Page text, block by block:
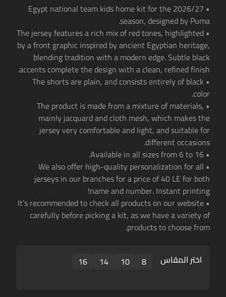
• Egypt national team kids home kit for the 2026/27
season, designed by Puma.
• The jersey features a rich mix of red tones, highlighted
by a front graphic inspired by ancient Egyptian heritage,
blending tradition with a modern edge. Subtle black
accents complete the design with a clean, refined finish.
• The shorts are plain, and consists entirely of black
color.
• The product is made from a mixture of materials,
mainly jacquard and cloth mesh, which makes the
jersey very comfortable and light, and suitable for
different occasions.
• Available in all sizes from 6 to 16.
• We also offer high-quality personalization for all
jerseys in our branches for a price of 40 LE for both
name and number. Instant printing!
• It’s recommended to check all products on our website
carefully before picking a kit, as we have a variety of
products to choose from.
اختر المقاس 8
10
14
16